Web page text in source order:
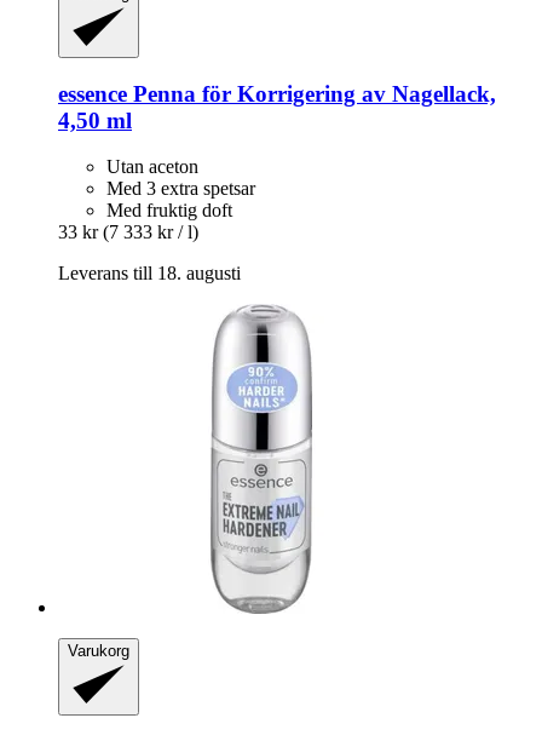
essence Penna för Korrigering av Nagellack,
4,50 ml
Utan aceton
Med 3 extra spetsar
Med fruktig doft
33 kr (7 333 kr / l)
Leverans till 18. augusti
Varukorg